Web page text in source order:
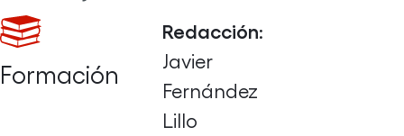
Formación
Redacción:
Javier
Fernández
Lillo